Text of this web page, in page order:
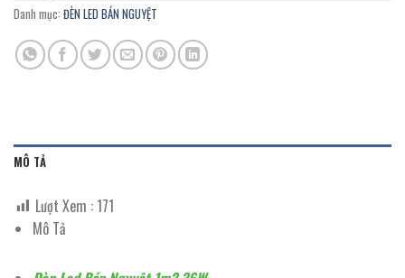
Danh mục: ĐÈN LED BÁN NGUYỆT
MÔ TẢ
Lượt Xem :171
Mô Tả